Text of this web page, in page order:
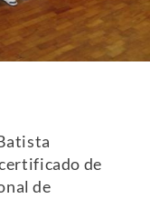
de
de